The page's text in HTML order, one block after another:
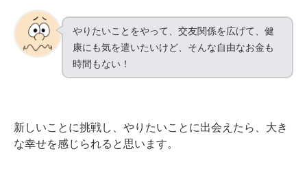
やりたいことをやって、交友関係を広げて、健
康にも気を遣いたいけど、そんな自由なお金も
時間もない！
新しいことに挑戦し、やりたいことに出会えたら、大き
な幸せを感じられると思います。